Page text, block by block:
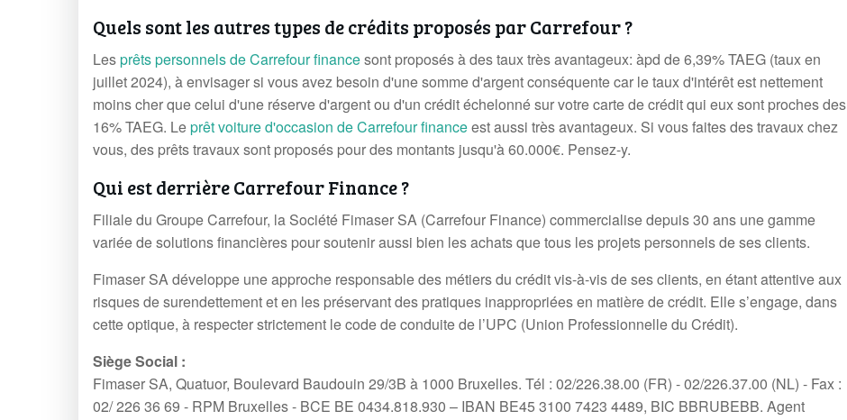
Quels sont les autres types de crédits proposés par Carrefour ?
Lesprêts personnels de Carrefour financesont proposés à des taux très avantageux: àpd de 6,39% TAEG (taux en
juillet 2024), à envisager si vous avez besoin d'une somme d'argent conséquente car le taux d'intérêt est nettement
moins cher que celui d'une réserve d'argent ou d'un crédit échelonné sur votre carte de crédit qui eux sont proches des
16% TAEG. Leprêt voiture d'occasion de Carrefour financeest aussi très avantageux. Si vous faites des travaux chez
vous, des prêts travaux sont proposés pour des montants jusqu'à 60.000€. Pensez-y.
Qui est derrière Carrefour Finance ?
Filiale du Groupe Carrefour, la Société Fimaser SA (Carrefour Finance) commercialise depuis 30 ans une gamme
variée de solutions financières pour soutenir aussi bien les achats que tous les projets personnels de ses clients.
Fimaser SA développe une approche responsable des métiers du crédit vis-à-vis de ses clients, en étant attentive aux
risques de surendettement et en les préservant des pratiques inappropriées en matière de crédit. Elle s’engage, dans
cette optique, à respecter strictement le code de conduite de l’UPC (Union Professionnelle du Crédit).
Siège Social :
Fimaser SA, Quatuor, Boulevard Baudouin 29/3B à 1000 Bruxelles. Tél : 02/226.38.00 (FR) - 02/226.37.00 (NL) - Fax :
02/ 226 36 69 - RPM Bruxelles - BCE BE 0434.818.930 – IBAN BE45 3100 7423 4489, BIC BBRUBEBB. Agent